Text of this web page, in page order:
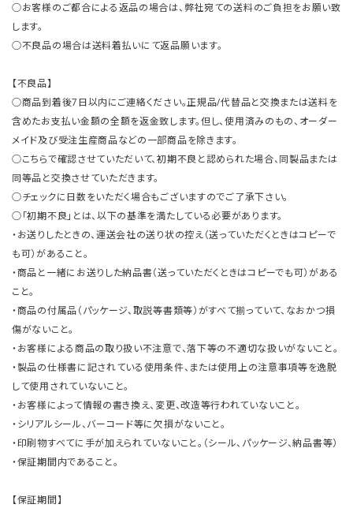
○お客様のご都合による返品の場合は、弊社宛ての送料のご負担をお願い致
します。
○不良品の場合は送料着払いにて返品願います。
【不良品】
○商品到着後7日以内にご連絡ください。正規品/代替品と交換または送料を
含めたお支払い金額の全額を返金致します。但し、使用済みのもの、オーダー
メイド及び受注生産商品などの一部商品を除きます。
○こちらで確認させていただいて、初期不良と認められた場合、同製品または
同等品と交換させていただきます。
○チェックに日数をいただく場合もございますのでご了承下さい。
○「初期不良」とは、以下の基準を満たしている必要があります。
・お送りしたときの、運送会社の送り状の控え（送っていただくときはコピーで
も可）があること。
・商品と一緒にお送りした納品書（送っていただくときはコピーでも可）がある
こと。
・商品の付属品（パッケージ、取説等書類等）がすべて揃っていて、なおかつ損
傷がないこと。
・お客様による商品の取り扱い不注意で、落下等の不適切な扱いがないこと。
・製品の仕様書に記されている使用条件、または使用上の注意事項等を逸脱
して使用されていないこと。
・お客様によって情報の書き換え、変更、改造等行われていないこと。
・シリアルシール、バーコード等に欠損がないこと。
・印刷物すべてに手が加えられていないこと。（シール、パッケージ、納品書等）
・保証期間内であること。
【保証期間】